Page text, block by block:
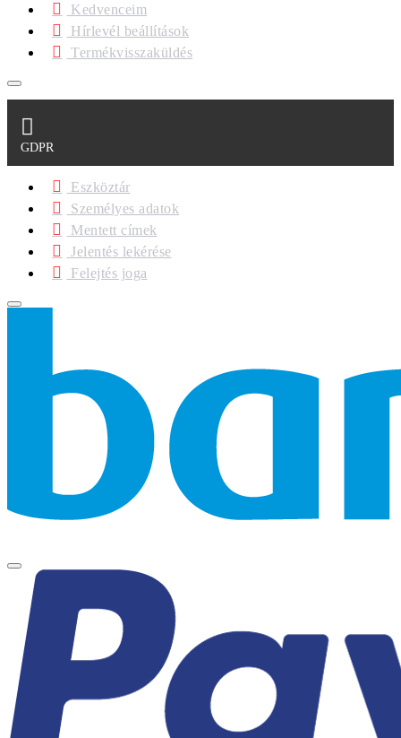
Kedvenceim
Hírlevél beállítások
Termékvisszaküldés
GDPR
Eszköztár
Személyes adatok
Mentett címek
Jelentés lekérése
Felejtés joga